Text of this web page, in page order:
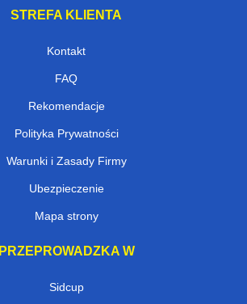
STREFA KLIENTA
Kontakt
FAQ
Rekomendacje
Polityka Prywatności
Warunki i Zasady Firmy
Ubezpieczenie
Mapa strony
PRZEPROWADZKA W
Sidcup